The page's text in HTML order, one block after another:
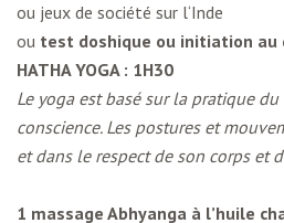
ou jeux de société sur l‘Inde
ou test doshique ou initiation au
HATHA YOGA : 1H30
Le yoga est basé sur la pratique
conscience. Les postures et
et dans le respect de son corps et
1 massage Abhyanga à l’huile